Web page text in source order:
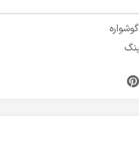
گوشواره